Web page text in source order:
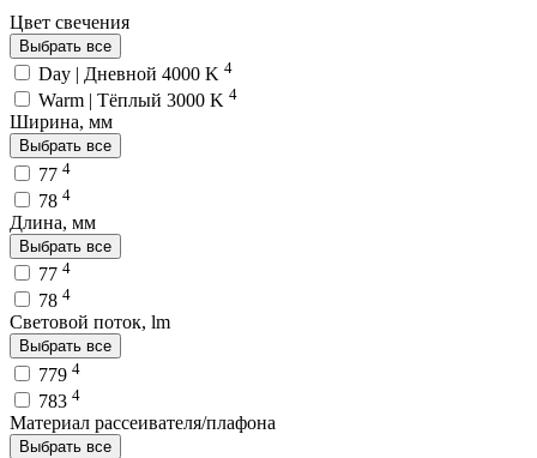
Цвет свечения
Выбрать все
Day | Дневной 4000 K 4
Warm | Тёплый 3000 K 4
Ширина, мм
Выбрать все
77 4
78 4
Длина, мм
Выбрать все
77 4
78 4
Световой поток, lm
Выбрать все
779 4
783 4
Материал рассеивателя/плафона
Выбрать все